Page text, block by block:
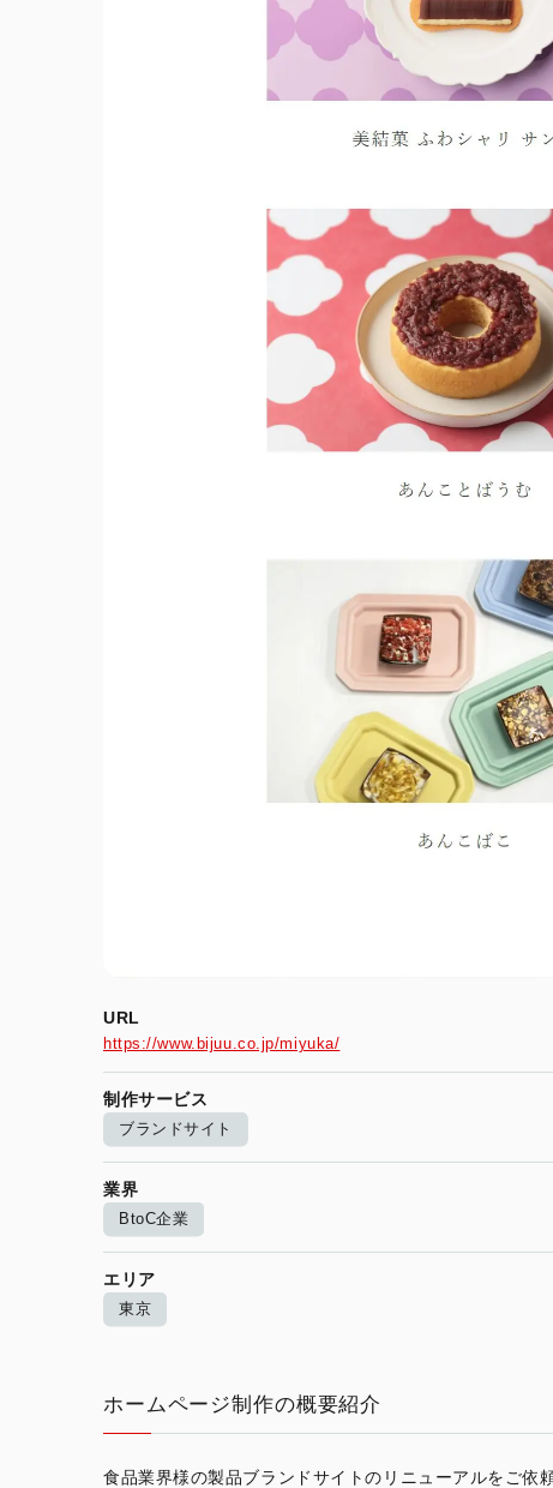
URL
https://www.bijuu.co.jp/miyuka/
制作サービス
ブランドサイト
業界
BtoC企業
エリア
東京
ホームページ制作の概要紹介
食品業界様の製品ブランドサイトのリニューアルをご依